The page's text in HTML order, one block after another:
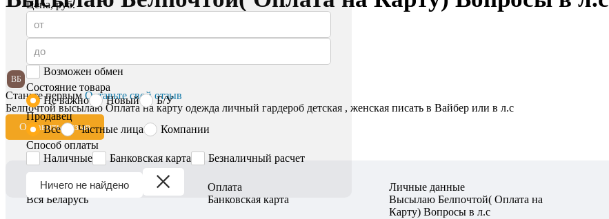
ВБ
Станьте первым Оставьте свой отзыв
Белпочтой высылаю Оплата на карту одежда личный гардероб детская , женская писать в Вайбер или в л.с
Оставить отзыв
Регион
Вся Беларусь
Оплата
Банковская карта
Личные данные
Высылаю Белпочтой( Оплата на
Карту) Вопросы в л.с
Цена, руб.
Возможен обмен
Состояние товара
Не важно
Новый
Б/У
Продавец
Все
Частные лица
Компании
Способ оплаты
Наличные
Банковская карта Безналичный расчет
Ничего не найдено